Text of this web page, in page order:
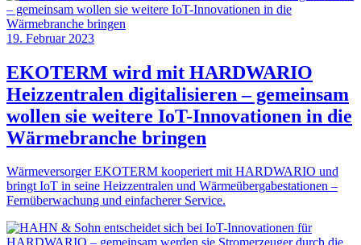
19. Februar 2023
EKOTERM wird mit HARDWARIO
Heizzentralen digitalisieren – gemeinsam
wollen sie weitere IoT-Innovationen in die
Wärmebranche bringen
Wärmeversorger EKOTERM kooperiert mit HARDWARIO und
bringt IoT in seine Heizzentralen und Wärmeübergabestationen –
Fernüberwachung und einfacherer Service.